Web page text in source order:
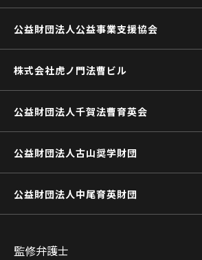
公益財団法人公益事業支援協会
株式会社虎ノ門法曹ビル
公益財団法人千賀法曹育英会
公益財団法人古山奨学財団
公益財団法人中尾育英財団
監修弁護士